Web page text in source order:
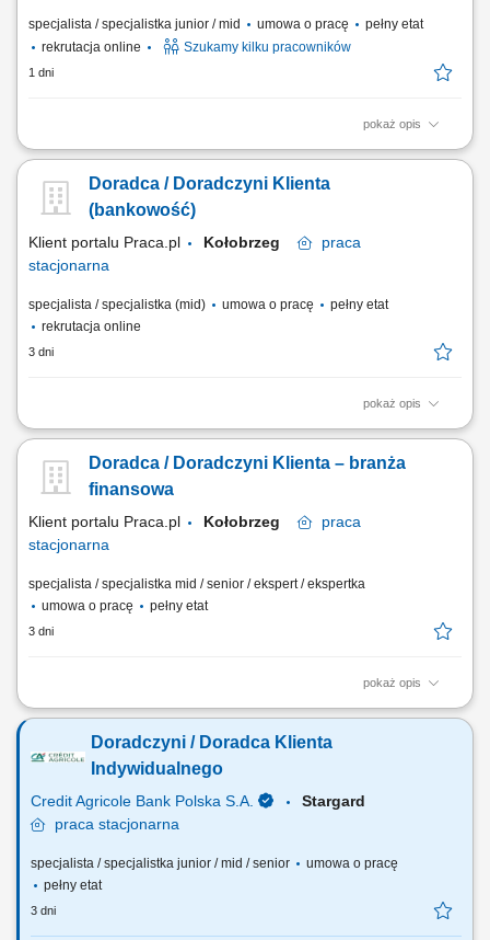
specjalista / specjalistka junior / mid umowa o pracę
pełny etat
rekrutacja online
Szukamy kilku pracowników
1 dni
pokaż opis
Zakres obowiązków: Prowadzenie telefonicznych rozmów z klientami
tym szkoleń z zakresu edukacji finansowej. Budowanie relacji z
klientami oraz pozyskiwanie nowych kontaktów dla partnerów
Doradca / Doradczyni Klienta
(bankowość)
Klient portalu Praca.pl Kołobrzeg
praca
stacjonarna
specjalista / specjalistka (mid) umowa o pracę
pełny etat
rekrutacja online
3 dni
pokaż opis
obsługa klientów; utrzymywanie dobrych relacji z klientami; realizacja
firm;
Doradca / Doradczyni Klienta – branża
finansowa
Klient portalu Praca.pl Kołobrzeg
praca
stacjonarna
specjalista / specjalistka mid / senior / ekspert / ekspertka
umowa o pracę
pełny etat
3 dni
pokaż opis
Aktywne pozyskiwanie klientów i budowanie z nimi długofalowych
odpowiednich rozwiązań finansowych. Sprzedaż produktów
bankowych, w tym funduszy inwestycyjnych. Operacyjna obsługa
Doradczyni / Doradca Klienta
Indywidualnego
Credit Agricole Bank Polska S.A.
Stargard
praca stacjonarna
specjalista / specjalistka junior / mid / senior
umowa o pracę
pełny etat
3 dni